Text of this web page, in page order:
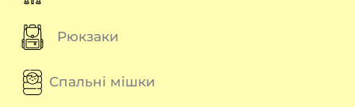
Рюкзаки
Спальні мішки